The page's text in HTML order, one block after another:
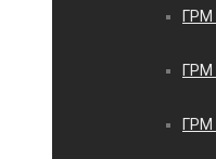
ГРМ
ГРМ
ГРМ